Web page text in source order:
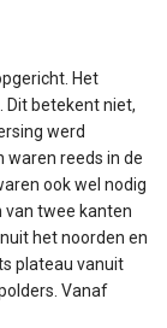
Het
Dit betekent niet,
werd
waren reeds in de
ook wel nodig
van twee kanten
het noorden en
plateau vanuit
Vanaf